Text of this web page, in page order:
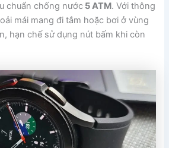
chuẩn chống nước 5 ATM. Với thông
mái mang đi tắm hoặc bơi ở vùng
hạn chế sử dụng nút bấm khi còn